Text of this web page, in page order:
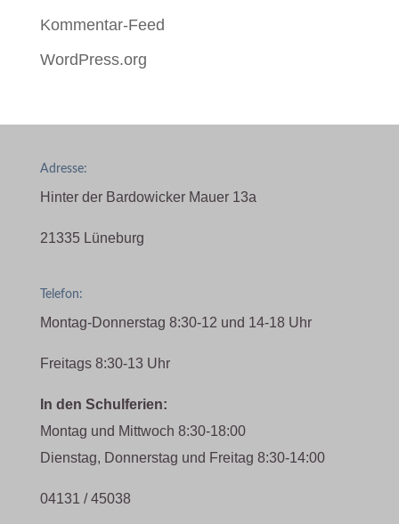
Kommentar-Feed
WordPress.org
Adresse:
Hinter der Bardowicker Mauer 13a
21335 Lüneburg
Telefon:
Montag-Donnerstag 8:30-12 und 14-18 Uhr
Freitags 8:30-13 Uhr
In den Schulferien:
Montag und Mittwoch 8:30-18:00
Dienstag, Donnerstag und Freitag 8:30-14:00
04131 / 45038